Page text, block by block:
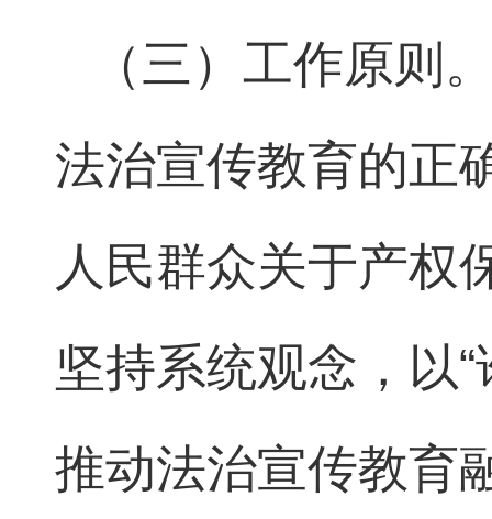
（三）工作原则
法治宣传教育的正
人民群众关于产权
坚持系统观念，以
推动法治宣传教育